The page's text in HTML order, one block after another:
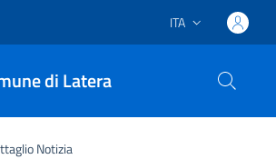
Lingua attiva:
ITA
di Latera
Notizia